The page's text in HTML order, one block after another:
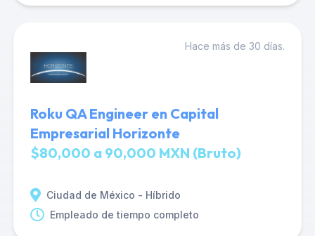
Hace más de 30 días.
Roku QA Engineer en Capital
Empresarial Horizonte
$80,000 a 90,000 MXN (Bruto)
Ciudad de México - Híbrido
Empleado de tiempo completo